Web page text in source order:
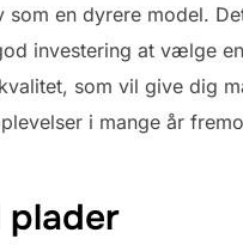
som en dyrere model.
investering at vælge
som vil give dig
i mange år
plader